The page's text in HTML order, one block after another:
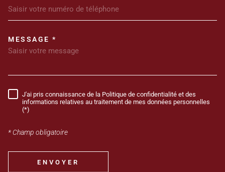
TRAD_MELTEM_VOREDEMANDE
MESSAGE *
RÈGLEMENTATION
J'ai pris connaissance de la Politique de confidentialité et des
informations relatives au traitement de mes données personnelles
(*)
* Champ obligatoire
ENVOYER